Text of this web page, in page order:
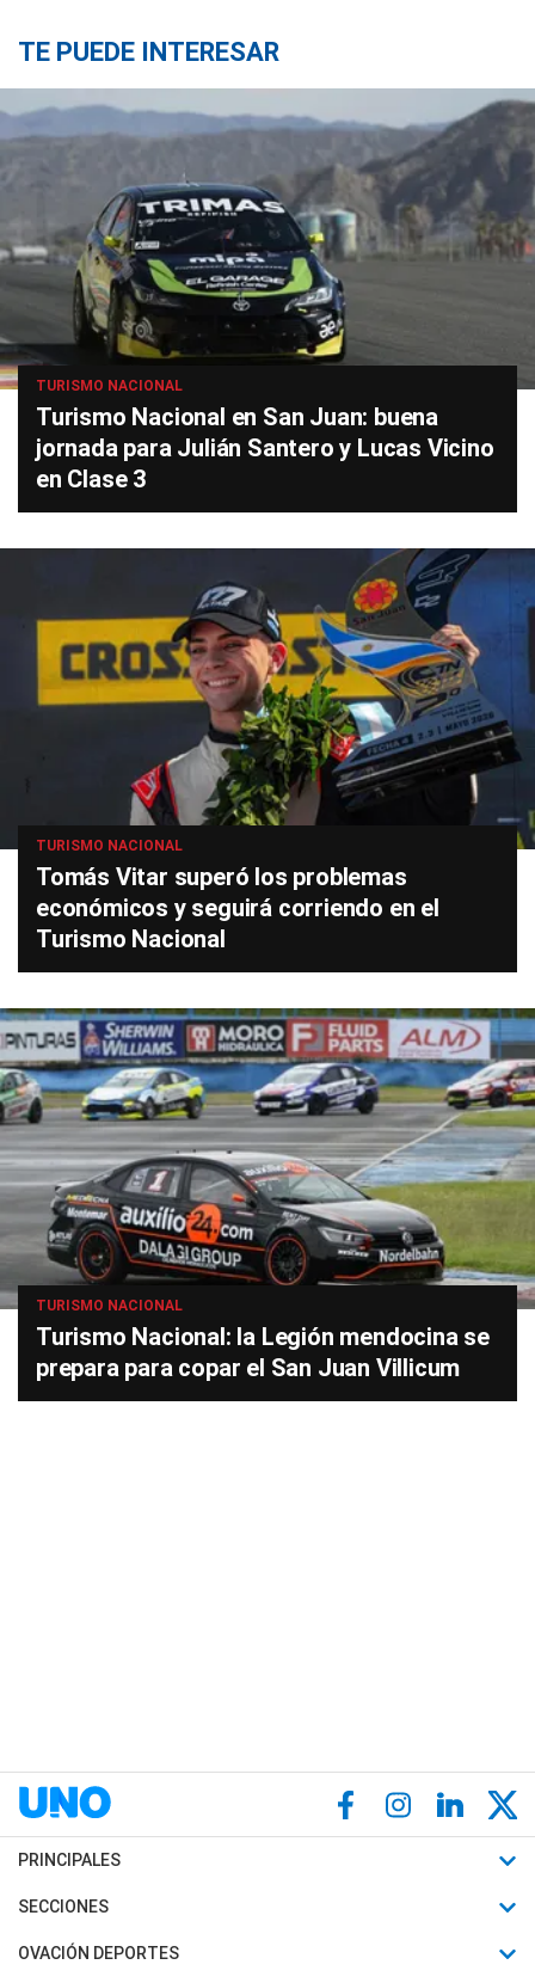
TE PUEDE INTERESAR
TURISMO NACIONAL
Turismo Nacional en San Juan: buena
jornada para Julián Santero y Lucas Vicino
en Clase 3
TURISMO NACIONAL
Tomás Vitar superó los problemas
económicos y seguirá corriendo en el
Turismo Nacional
TURISMO NACIONAL
Turismo Nacional: la Legión mendocina se
prepara para copar el San Juan Villicum
PRINCIPALES
Últimas Noticias
Política
SECCIONES
Horóscopo
OVACIÓN DEPORTES